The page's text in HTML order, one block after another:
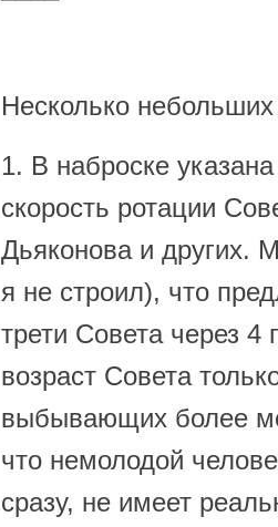
Несколько
1. В наброске
скорость ротации
Дьяконова и других.
я не строил), что
трети Совета через 4
возраст Совета
выбывающих более
что немолодой
сразу, не имеет